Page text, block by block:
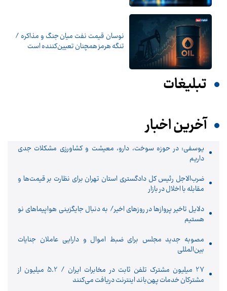
نوسان قیمت نفت میان جنگ و مذاکره /
تنگه هرمز همچنان تعیین‌کننده است
تبلیغات
آخرین اخبار
یوسفی: در حوزه سوخت، دارو، معیشت و کشاورزی مشکلات جدی
داریم
ضرب‌الاجل رئیس کل دادگستری استان تهران برای نظارت بر قیمت‌ها و
مقابله با اخلال در بازار
دلایل تاخیر پروازها در روزهای اخیر/ به دنبال جایگزینی هواپیماهای نو
هستیم
مصوبه جدید مجلس برای ضبط اموال و دارایی عاملان جنایات
بین‌المللی
27 میلیون مشترک تلفن ثابت در مخابرات ایران / 5.2 میلیون از
مشترکان خدمات پهن‌باند اینترنت دریافت می‌کنند